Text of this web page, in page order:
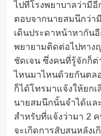
ไปที่โรงพยาบาลว่ามี
ตอบจากนายสมนึกว่า
เดินประดาหน้าหากัน
พยายามติดต่อไปทาง
ชัดเจน ซึ่งคนที่รู้จักก็ต่
ไหนมาไหนด้วยกันตล
ก็ได้โทรมาแจ้งให้ยกเ
นายสมนึกนั้นจำได้แล
สำหรับที่แจ้งว่ามา 2
จะเกิดการสับสนหลังเ